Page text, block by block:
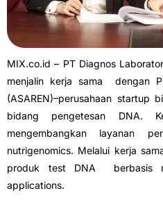
MIX.co.id – PT Diagnos
menjalin kerja sama dengan
(ASAREN)–perusahaan
bidang pengetesan DNA.
mengembangkan layanan
nutrigenomics. Melalui kerja
produk test DNA berbasis
applications.